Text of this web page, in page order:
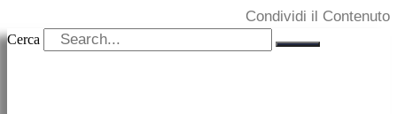
Condividi il Contenuto
Cerca